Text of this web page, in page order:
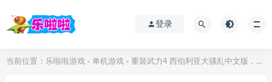
登录
当前位置： 乐啦啦游戏 > 单机游戏 > 重裝武力4 西伯利亚大骚乱中文版，版本：V1.0.7-海娜的爆破手+全DLC